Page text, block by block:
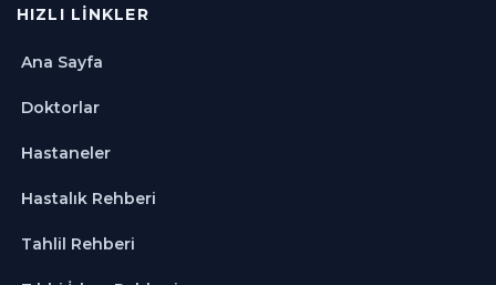
HIZLI LINKLER
Ana Sayfa
Doktorlar
Hastaneler
Hastalık Rehberi
Tahlil Rehberi